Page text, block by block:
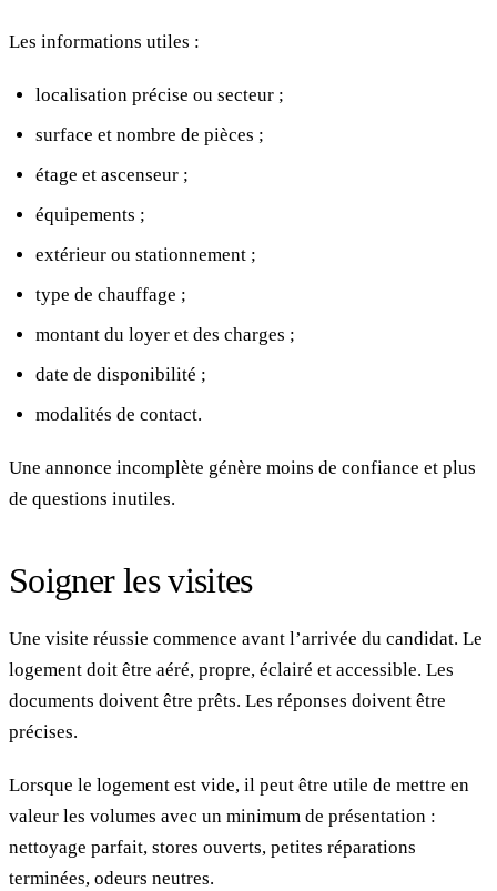
Les informations utiles :
localisation précise ou secteur ;
surface et nombre de pièces ;
étage et ascenseur ;
équipements ;
extérieur ou stationnement ;
type de chauffage ;
montant du loyer et des charges ;
date de disponibilité ;
modalités de contact.
Une annonce incomplète génère moins de confiance et plus
de questions inutiles.
Soigner les visites
Une visite réussie commence avant l’arrivée du candidat. Le
logement doit être aéré, propre, éclairé et accessible. Les
documents doivent être prêts. Les réponses doivent être
précises.
Lorsque le logement est vide, il peut être utile de mettre en
valeur les volumes avec un minimum de présentation :
nettoyage parfait, stores ouverts, petites réparations
terminées, odeurs neutres.